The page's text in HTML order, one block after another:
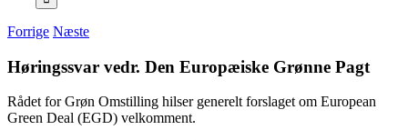
Forrige Næste
Høringssvar vedr. Den Europæiske Grønne Pagt
Rådet for Grøn Omstilling hilser generelt forslaget om European
Green Deal (EGD) velkomment.